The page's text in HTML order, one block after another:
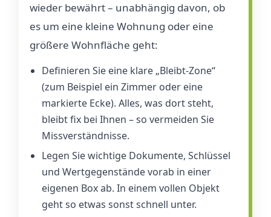
wieder bewährt – unabhängig davon, ob
es um eine kleine Wohnung oder eine
größere Wohnfläche geht:
Definieren Sie eine klare „Bleibt-Zone“
(zum Beispiel ein Zimmer oder eine
markierte Ecke). Alles, was dort steht,
bleibt fix bei Ihnen – so vermeiden Sie
Missverständnisse.
Legen Sie wichtige Dokumente, Schlüssel
und Wertgegenstände vorab in einer
eigenen Box ab. In einem vollen Objekt
geht so etwas sonst schnell unter.